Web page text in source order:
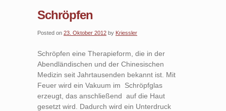
Schröpfen
Posted on 23. Oktober 2012 by Kriessler
Schröpfen eine Therapieform, die in der
Abendländischen und der Chinesischen
Medizin seit Jahrtausenden bekannt ist. Mit
Feuer wird ein Vakuum im Schröpfglas
erzeugt, das anschließend auf die Haut
gesetzt wird. Dadurch wird ein Unterdruck